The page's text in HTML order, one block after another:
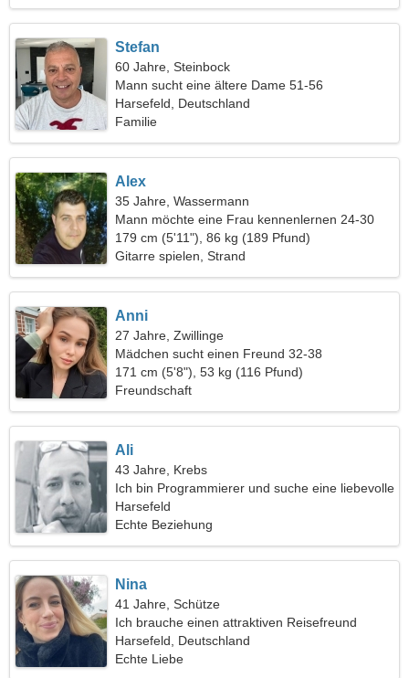
Stefan
60 Jahre, Steinbock
Mann sucht eine ältere Dame 51-56
Harsefeld, Deutschland
Familie
Alex
35 Jahre, Wassermann
Mann möchte eine Frau kennenlernen 24-30
179 cm (5'11"), 86 kg (189 Pfund)
Gitarre spielen, Strand
Anni
27 Jahre, Zwillinge
Mädchen sucht einen Freund 32-38
171 cm (5'8"), 53 kg (116 Pfund)
Freundschaft
Ali
43 Jahre, Krebs
Ich bin Programmierer und suche eine liebevolle
Frau
Harsefeld
Echte Beziehung
Nina
41 Jahre, Schütze
Ich brauche einen attraktiven Reisefreund
Harsefeld, Deutschland
Echte Liebe